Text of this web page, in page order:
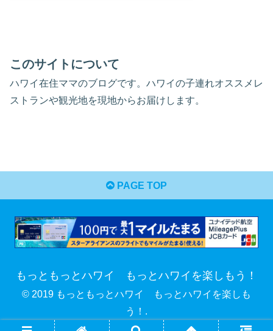
このサイトについて
ハワイ在住ママのブログです。ハワイの子連れオススメレ
ストランや観光地を現地からお届けします。
PAGE TOP
もっともっとハワイ もっとハワイを楽しもう！
© 2019 もっともっとハワイ もっとハワイを楽しも
う！.